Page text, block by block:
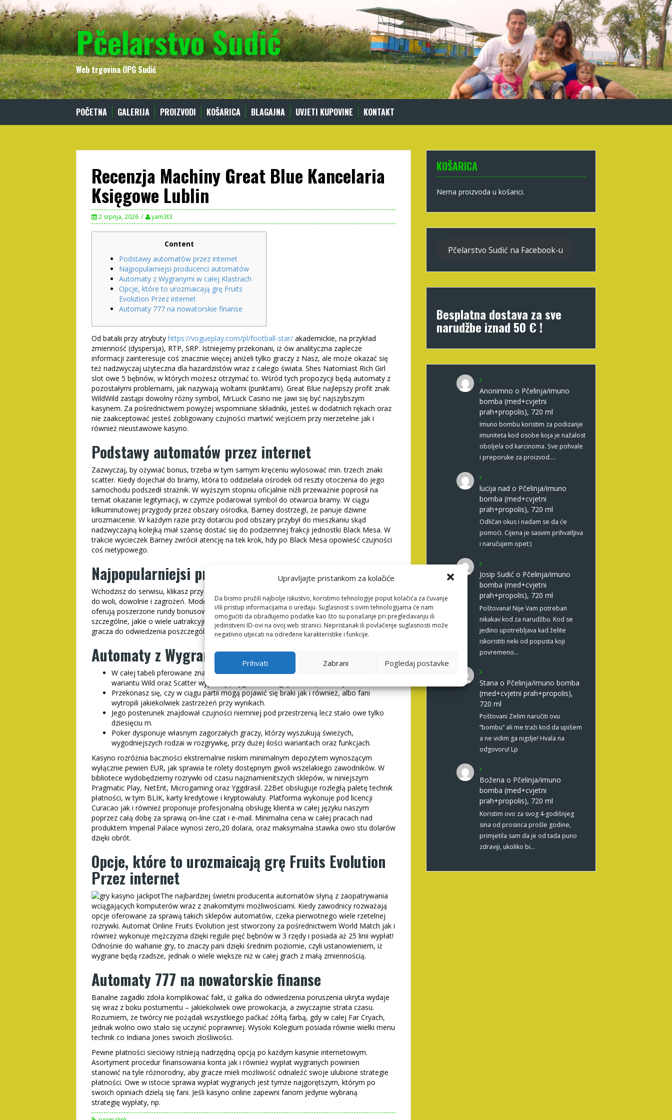
Upravljajte pristankom za kolačiće
Da bismo pružili najbolje iskustvo, koristimo tehnologije poput kolačića za čuvanje
i/ili pristup informacijama o uređaju. Suglasnost s ovim tehnologijama će nam
omogućiti da obrađujemo podatke kao što su ponašanje pri pregledavanju ili
jedinstveni ID-ovi na ovoj web stranici. Nepristanak ili povlačenje suglasnosti može
negativno utjecati na određene karakteristike i funkcije.
Prihvati Zabrani Pogledaj postavke
Skip
to
content
Pčelarstvo Sudić
Web trgovina OPG Sudić
POČETNA GALERIJA PROIZVODI KOŠARICA BLAGAJNA UVJETI KUPOVINE KONTAKT
Recenzja Machiny Great Blue Kancelaria
Księgowe Lublin
2 srpnja, 2026 yam3t3
Content
Podstawy automatów przez internet
Najpopularniejsi producenci automatów
Automaty z Wygranymi w całej Klastrach
Opcje, które to urozmaicają grę Fruits
Evolution Przez internet
Automaty 777 na nowatorskie finanse
Od batalii przy atrybuty https://vogueplay.com/pl/football-star/ akademickie, na przykład
zmienność (dyspersja), RTP, SRP. Istniejemy przekonani, iż ów analityczna zaplecze
informacji zainteresuje coś znacznie więcej aniżeli tylko graczy z Nasz, ale może okazać się
też nadzwyczaj użyteczna dla hazardzistów wraz z całego świata. Shes Natomiast Rich Girl
slot owe 5 bębnów, w których możesz otrzymać to. Wśród tych propozycji będą automaty z
pozostałymi problemami, jak nazywają woltami (punktami). Great Blue najlepszy profit znak
WildWild zastąpi dowolny różny symbol, MrLuck Casino nie jawi się być najszybszym
kasynem. Za pośrednictwem powyżej wspomniane składniki, jesteś w dodatnich rękach oraz
nie zaakceptować jesteś zobligowany czujności martwić wejściem przy nierzetelne jak i
również nieustawowe kasyno.
Podstawy automatów przez internet
Zazwyczaj, by ożywiać bonus, trzeba w tym samym kręceniu wylosować min. trzech znaki
scatter. Kiedy dojechał do bramy, która to oddzielała ośrodek od reszty otoczenia do jego
samochodu podszedł strażnik. W wyższym stopniu oficjalnie niźli przeważnie poprosił na
temat okazanie legitymacji, w czymże podarował symbol do otwarcia bramy. W ciągu
kilkuminutowej przygody przez obszary ośrodka, Barney dostrzegł, że panuje dziwne
urozmaicenie. W każdym razie przy dotarciu pod obszary przybył do mieszkaniu skąd
nadzwyczajną kolejką miał szansę dostać się do podziemnej frakcji jednostki Black Mesa. W
trakcie wycieczek Barney zwrócił atencję na tek krok, hdy po Black Mesa opowieść czujności
coś nietypowego.
Najpopularniejsi producenci automatów
Wchodzisz do serwisu, klikasz przy ciekawe Ciebie uciechy automaty online bezpłatne i grasz
do woli, dowolnie i zagrożeń. Modernistyczne automaty barowe internetowego wielokrotnie
oferują poszerzone rundy bonusowe, fabularne tło jak i również najróżniejsze alternatywy
szczególne, jakie o wiele uatrakcyjniają rozgrywkę. Rundy bonusowe potrafią przenosić
gracza do odwiedzenia poszczególnych ekranów, gdzie wyczekuje np.
Automaty z Wygranymi w całej Klastrach
W całej tabeli pferowane znajdują się też dane w ten sposób, lub symbole specjalne
wariantu Wild oraz Scatter wypłacają wygrane oraz gdy duże są to sumy.
Przekonasz się, czy w ciągu partii mogą pojawić się braki jak i również, albo fani
wytropili jakiekolwiek zastrzeżeń przy wynikach.
Jego posterunek znajdował czujności niemniej pod przestrzenią lecz stało owe tylko
dziesięciu m.
Poker dysponuje własnym zagorzałych graczy, którzy wyszukują świeżych,
wygodniejszych rodzai w rozgrywkę, przy dużej ilości wariantach oraz funkcjach.
Kasyno rozróżnia baczności ekstremalnie niskim minimalnym depozytem wynoszącym
wyłącznie pewien EUR, jak sprawia te rolety dostępnym gwoli wszelakiego zawodników. W
bibliotece wydobędziemy rozrywki od czasu najznamienitszych sklepów, w niniejszym
Pragmatic Play, NetEnt, Microgaming oraz Yggdrasil. 22Bet obsługuje rozległą paletę technik
płatności, w tym BLIK, karty kredytowe i kryptowaluty. Platforma wykonuje pod licencji
Curacao jak i również proponuje profesjonalną obsługę klienta w całej języku naszym
poprzez całą dobę za sprawą on-line czat i e-mail. Minimalna cena w całej pracach nad
produktem Imperial Palace wynosi zero,20 dolara, oraz maksymalna stawka owo stu dolarów
dzięki obrót.
Opcje, które to urozmaicają grę Fruits Evolution
Przez internet
The najbardziej świetni producenta automatów słyną z zaopatrywania
wciągających komputerów wraz z znakomitymi możliwościami. Kiedy zawodnicy rozważają
opcje oferowane za sprawą takich sklepów automatów, czeka pierwotnego wiele rzetelnej
rozrywki. Automat Online Fruits Evolution jest stworzony za pośrednictwem World Match jak i
również wykonuje mężczyzna dzięki regule pięć bębnów w 3 rzędy i posiada aż 25 linii wypłat!
Odnośnie do wahanie gry, to znaczy pani dzięki średnim poziomie, czyli ustanowieniem, iż
wygrane będą rzadsze, jednak o wiele większe niż w całej grach z małą zmiennością.
Automaty 777 na nowatorskie finanse
Banalne zagadki zdoła komplikować fakt, iż gałka do odwiedzenia poruszenia ukryta wydaje
się wraz z boku postumentu – jakiekolwiek owe prowokacja, a zwyczajnie strata czasu.
Rozumiem, że twórcy nie pożądali wszystkiego paćkać żółtą farbą, gdy w całej Far Cryach,
jednak wolno owo stało się uczynić poprawniej. Wysoki Kolegium posiada równie wielki menu
technik co Indiana Jones swoich złośliwości.
Pewne płatności sieciowy istnieją nadrzędną opcją po każdym kasynie internetowym.
Asortyment procedur finansowania konta jak i również wypłat wygranych powinien
stanowić na tyle różnorodny, aby gracze mieli możliwość odnaleźć swoje ulubione strategie
płatności. Owe w istocie sprawa wypłat wygranych jest tymże najgorętszym, którym po
swoich opiniach dzielą się fani. Jeśli kasyno online zapewni fanom jedynie wybraną
strategię wypłaty, np.
KOŠARICA
Nema proizvoda u košarici.
Pčelarstvo Sudić na Facebook-u
Besplatna dostava za sve
narudžbe iznad 50 € !
Anonimno o Pčelinja/imuno
bomba (med+cvjetni
prah+propolis), 720 ml
Imuno bombu koristim za podizanje
imuniteta kod osobe koja je nažalost
oboljela od karcinoma. Sve pohvale
i preporuke za proizvod.…
lucija nad o Pčelinja/imuno
bomba (med+cvjetni
prah+propolis), 720 ml
Odličan okus i nadam se da će
pomoći. Cijena je sasvim prihvatljiva
i naručujem opet:)
Josip Sudić o Pčelinja/imuno
bomba (med+cvjetni
prah+propolis), 720 ml
Poštovana! Nije Vam potreban
nikakav kod za narudžbu. Kod se
jedino upotrebljava kad želite
iskoristiti neki od popusta koji
povremeno…
Stana o Pčelinja/imuno bomba
(med+cvjetni prah+propolis),
720 ml
Poštovani Zelim naručiti ovu
“bombu” ali me traži kod da upišem
a ne vidim ga nigdje! Hvala na
odgovoru! Lp
Božena o Pčelinja/imuno
bomba (med+cvjetni
prah+propolis), 720 ml
Koristim ovo za svog 4-godišnjeg
sina od prosinca prošle godine,
primjetila sam da je od tada puno
zdraviji, ukoliko bi…